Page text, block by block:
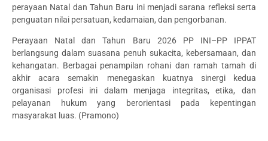
perayaan Natal dan Tahun Baru ini menjadi sarana refleksi serta
penguatan nilai persatuan, kedamaian, dan pengorbanan.
Perayaan Natal dan Tahun Baru 2026 PP INI–PP IPPAT
berlangsung dalam suasana penuh sukacita, kebersamaan, dan
kehangatan. Berbagai penampilan rohani dan ramah tamah di
akhir acara semakin menegaskan kuatnya sinergi kedua
organisasi profesi ini dalam menjaga integritas, etika, dan
pelayanan hukum yang berorientasi pada kepentingan
masyarakat luas. (Pramono)